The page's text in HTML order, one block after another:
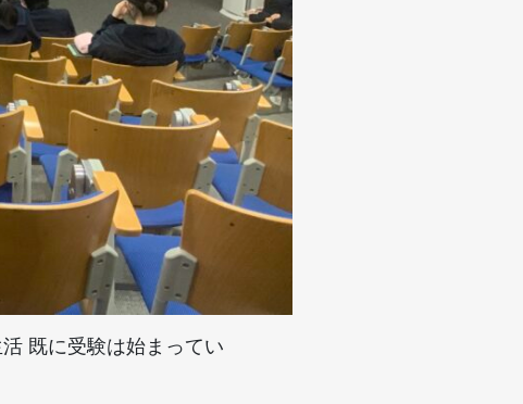
既に受験は始まってい